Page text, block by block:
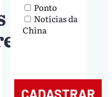
Ponto
Notícias da
China